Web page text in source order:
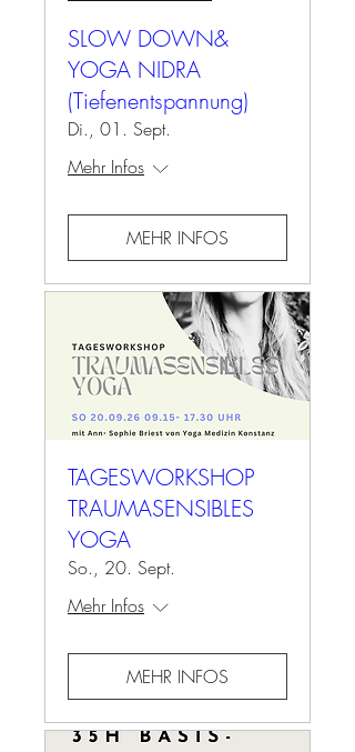
SLOW DOWN&
YOGA NIDRA
(Tiefenentspannung)
Di., 01. Sept.
Mehr Infos
MEHR INFOS
TAGESWORKSHOP
TRAUMASENSIBLES
YOGA
So., 20. Sept.
Mehr Infos
MEHR INFOS